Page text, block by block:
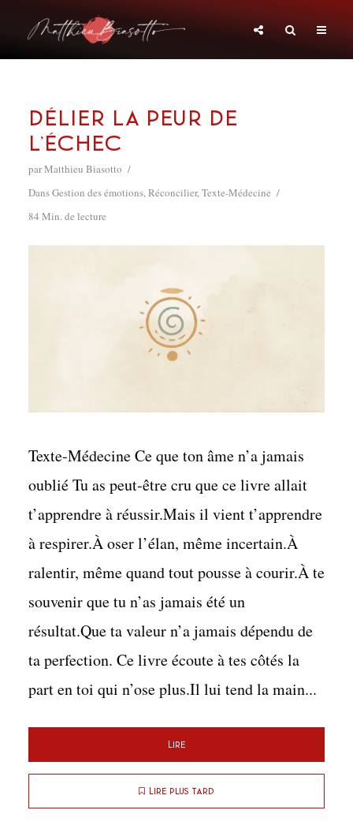
Délier la peur de
l’échec
parMatthieu Biasotto
DansGestion des émotions,Réconcilier,Texte-Médecine
84 Min. de lecture
Texte-Médecine Ce que ton âme n’a jamais
oublié Tu as peut-être cru que ce livre allait
t’apprendre à réussir.Mais il vient t’apprendre
à respirer.À oser l’élan, même incertain.À
ralentir, même quand tout pousse à courir.À te
souvenir que tu n’as jamais été un
résultat.Que ta valeur n’a jamais dépendu de
ta perfection. Ce livre écoute à tes côtés la
part en toi qui n’ose plus.Il lui tend la main...
Lire
Lire plus tard